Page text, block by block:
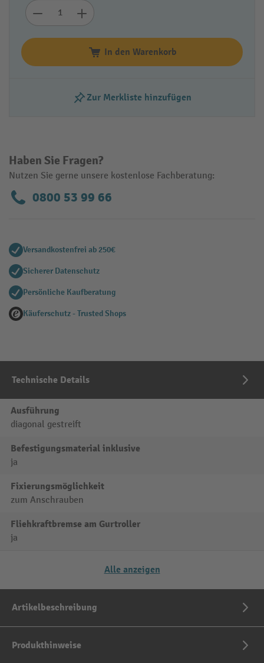
In den Warenkorb
Zur Merkliste hinzufügen
Haben Sie Fragen?
Nutzen Sie gerne unsere kostenlose Fachberatung:
0800 53 99 66
Versandkostenfrei ab 250€
Sicherer Datenschutz
Persönliche Kaufberatung
Käuferschutz - Trusted Shops
Technische Details
Ausführung
diagonal gestreift
Befestigungsmaterial inklusive
ja
Fixierungsmöglichkeit
zum Anschrauben
Fliehkraftbremse am Gurtroller
ja
Alle anzeigen
Artikelbeschreibung
Produkthinweise